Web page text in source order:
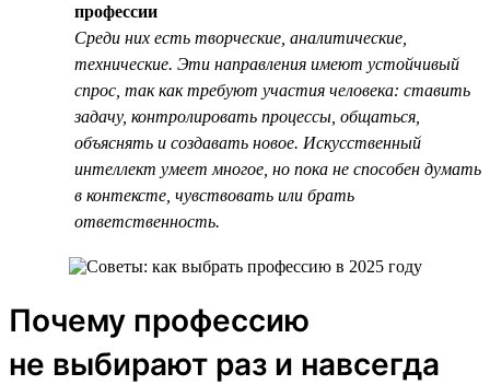
профессии
Среди них есть творческие, аналитические,
технические. Эти направления имеют устойчивый
спрос, так как требуют участия человека: ставить
задачу, контролировать процессы, общаться,
объяснять и создавать новое. Искусственный
интеллект умеет многое, но пока не способен думать
в контексте, чувствовать или брать
ответственность.
Почему профессию
не выбирают раз и навсегда